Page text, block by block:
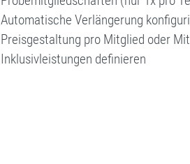
Automatische Verlängerung
Preisgestaltung pro Mitglied oder
Inklusivleistungen definieren